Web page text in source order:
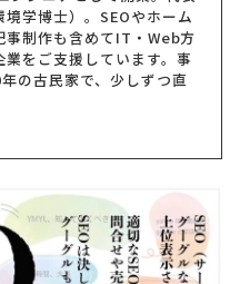
境学博士）。SEOやホーム
事制作も含めてIT・Web方
業をご支援しています。事
の古民家で、少しずつ直